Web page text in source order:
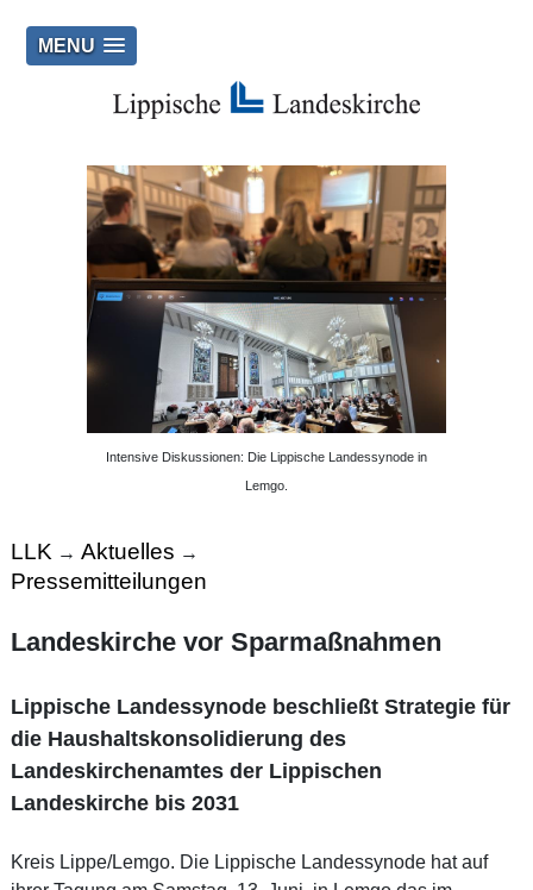
MENU
Intensive Diskussionen: Die Lippische Landessynode in
Lemgo.
LLK → Aktuelles →
Pressemitteilungen
Landeskirche vor Sparmaßnahmen
Lippische Landessynode beschließt Strategie für
die Haushaltskonsolidierung des
Landeskirchenamtes der Lippischen
Landeskirche bis 2031
Kreis Lippe/Lemgo. Die Lippische Landessynode hat auf